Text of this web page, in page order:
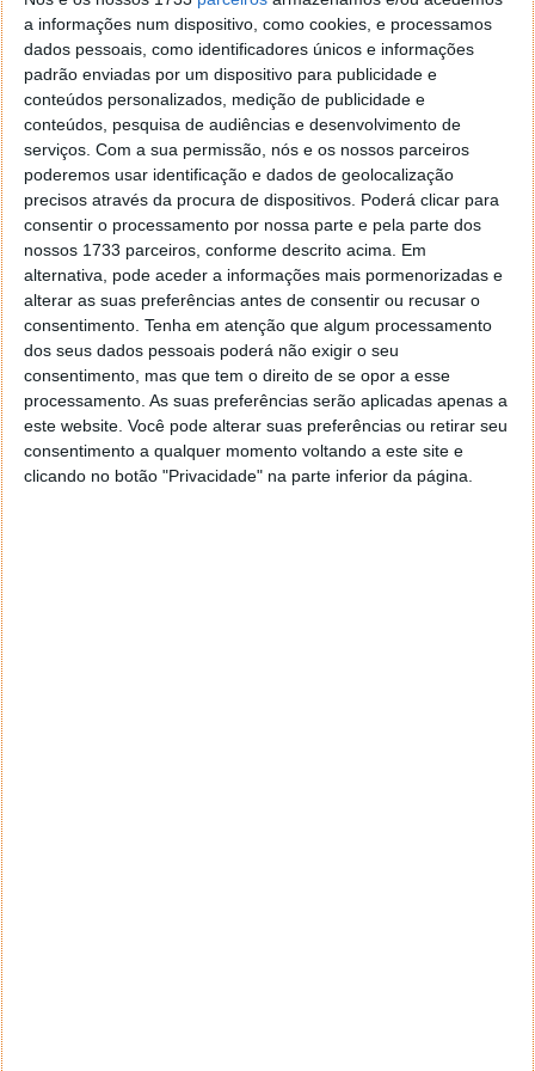
a informações num dispositivo, como cookies, e processamos
dados pessoais, como identificadores únicos e informações
padrão enviadas por um dispositivo para publicidade e
conteúdos personalizados, medição de publicidade e
conteúdos, pesquisa de audiências e desenvolvimento de
serviços. Com a sua permissão, nós e os nossos parceiros
poderemos usar identificação e dados de geolocalização
precisos através da procura de dispositivos. Poderá clicar para
consentir o processamento por nossa parte e pela parte dos
nossos 1733 parceiros, conforme descrito acima. Em
alternativa, pode aceder a informações mais pormenorizadas e
alterar as suas preferências antes de consentir ou recusar o
consentimento. Tenha em atenção que algum processamento
dos seus dados pessoais poderá não exigir o seu
consentimento, mas que tem o direito de se opor a esse
processamento. As suas preferências serão aplicadas apenas a
este website. Você pode alterar suas preferências ou retirar seu
consentimento a qualquer momento voltando a este site e
clicando no botão "Privacidade" na parte inferior da página.
verdadeiro Herói para o povo de Atlas.